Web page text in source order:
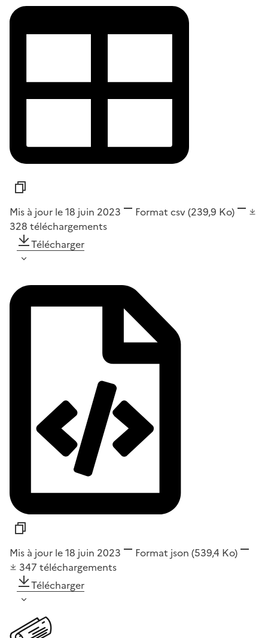
Mis à jour le 18 juin 2023 Format csv(239,9 Ko)
328 téléchargements
Télécharger
Mis à jour le 18 juin 2023 Format json (539,4 Ko)
347 téléchargements
Télécharger